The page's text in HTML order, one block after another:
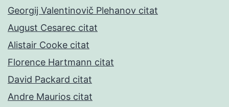
Georgij Valentinovič Plehanov citat
August Cesarec citat
Alistair Cooke citat
Florence Hartmann citat
David Packard citat
Andre Maurios citat